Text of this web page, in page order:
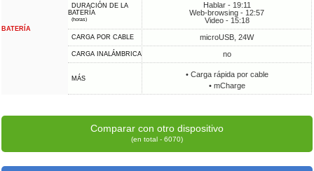
BATERÍA
DURACIÓN DE LA
BATERÍA
(horas)
Hablar - 19:11
Web-browsing - 12:57
Video - 15:18
CARGA POR CABLE microUSB, 24W
CARGA INALÁMBRICA no
MÁS
• Carga rápida por cable
• mCharge
Comparar con otro dispositivo
(en total - 6070)